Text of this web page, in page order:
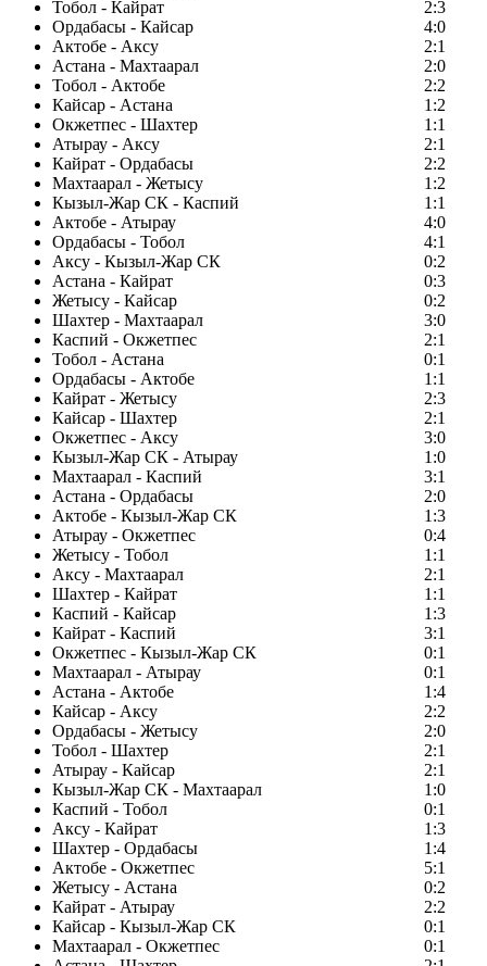
Тобол - Кайрат
2:3
Ордабасы - Кайсар
4:0
Актобе - Аксу
2:1
Астана - Махтаарал
2:0
Тобол - Актобе
2:2
Кайсар - Астана
1:2
Окжетпес - Шахтер
1:1
Атырау - Аксу
2:1
Кайрат - Ордабасы
2:2
Махтаарал - Жетысу
1:2
Кызыл-Жар СК - Каспий
1:1
Актобе - Атырау
4:0
Ордабасы - Тобол
4:1
Аксу - Кызыл-Жар СК
0:2
Астана - Кайрат
0:3
Жетысу - Кайсар
0:2
Шахтер - Махтаарал
3:0
Каспий - Окжетпес
2:1
Тобол - Астана
0:1
Ордабасы - Актобе
1:1
Кайрат - Жетысу
2:3
Кайсар - Шахтер
2:1
Окжетпес - Аксу
3:0
Кызыл-Жар СК - Атырау
1:0
Махтаарал - Каспий
3:1
Астана - Ордабасы
2:0
Актобе - Кызыл-Жар СК
1:3
Атырау - Окжетпес
0:4
Жетысу - Тобол
1:1
Аксу - Махтаарал
2:1
Шахтер - Кайрат
1:1
Каспий - Кайсар
1:3
Кайрат - Каспий
3:1
Окжетпес - Кызыл-Жар СК
0:1
Махтаарал - Атырау
0:1
Астана - Актобе
1:4
Кайсар - Аксу
2:2
Ордабасы - Жетысу
2:0
Тобол - Шахтер
2:1
Атырау - Кайсар
2:1
Кызыл-Жар СК - Махтаарал
1:0
Каспий - Тобол
0:1
Аксу - Кайрат
1:3
Шахтер - Ордабасы
1:4
Актобе - Окжетпес
5:1
Жетысу - Астана
0:2
Кайрат - Атырау
2:2
Кайсар - Кызыл-Жар СК
0:1
Махтаарал - Окжетпес
0:1